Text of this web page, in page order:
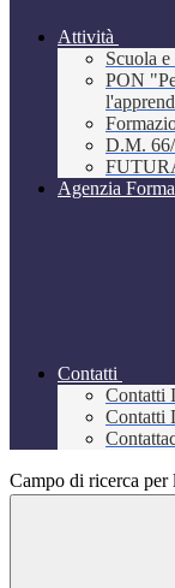
Attività
Scuola
PON
D.M.
Agenzia
Contatti
Contatti
Contatti
Campo di ricerca per